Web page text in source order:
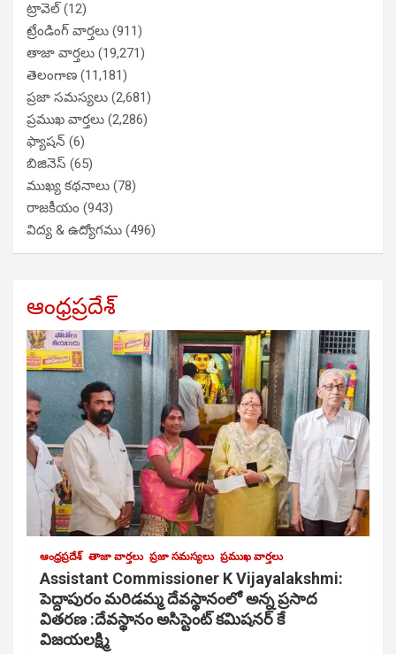
ట్రావెల్(12)
ట్రేండింగ్ వార్తలు (911)
తాజా వార్తలు (19,271)
తెలంగాణ (11,181)
ప్రజా సమస్యలు (2,681)
ప్రముఖ వార్తలు (2,286)
ఫ్యాషన్ (6)
బిజినెస్ (65)
ముఖ్య కథనాలు (78)
రాజకీయం (943)
విద్య & ఉద్యోగము (496)
ఆంధ్రప్రదేశ్
ఆంధ్రప్రదేశ్ తాజా వార్తలు ప్రజా సమస్యలు ప్రముఖ వార్తలు
Assistant Commissioner K Vijayalakshmi:
పెద్దాపురం మరిడమ్మ దేవస్థానంలో అన్న ప్రసాద
వితరణ :దేవస్థానం అసిస్టెంట్ కమిషనర్ కే
విజయలక్ష్మి